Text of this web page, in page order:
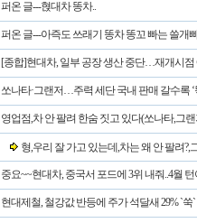
퍼온 글---혅대차 똥차..
퍼온 글---아즉도 쓰래기 똥차 똥꼬 빠는 쓸개
[종합]현대차, 일부 공장 생산 중단…재개시점
쏘나타·그랜저…주력 세단 국내 판매 갈수록 ‘
영업점,차 안 팔려 한숨 짓고 있다(쏘나타,그랜
형,우리 잘 가고 있는데,차는 왜 안 팔려?,
중요~~현대차, 중국서 포드에 3위 내줘..4월
현대제철, 철강값 반등에 주가 석달새 29% `쑥`